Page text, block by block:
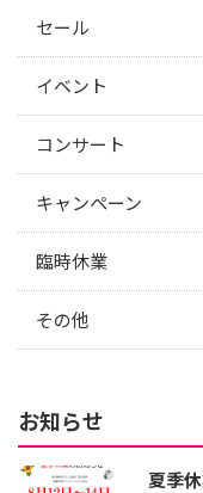
セール
イベント
コンサート
キャンペーン
臨時休業
その他
お知らせ
夏季